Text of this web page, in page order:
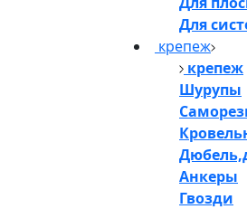
Для
крепеж
крепеж
Шурупы
Анкеры
Гвозди